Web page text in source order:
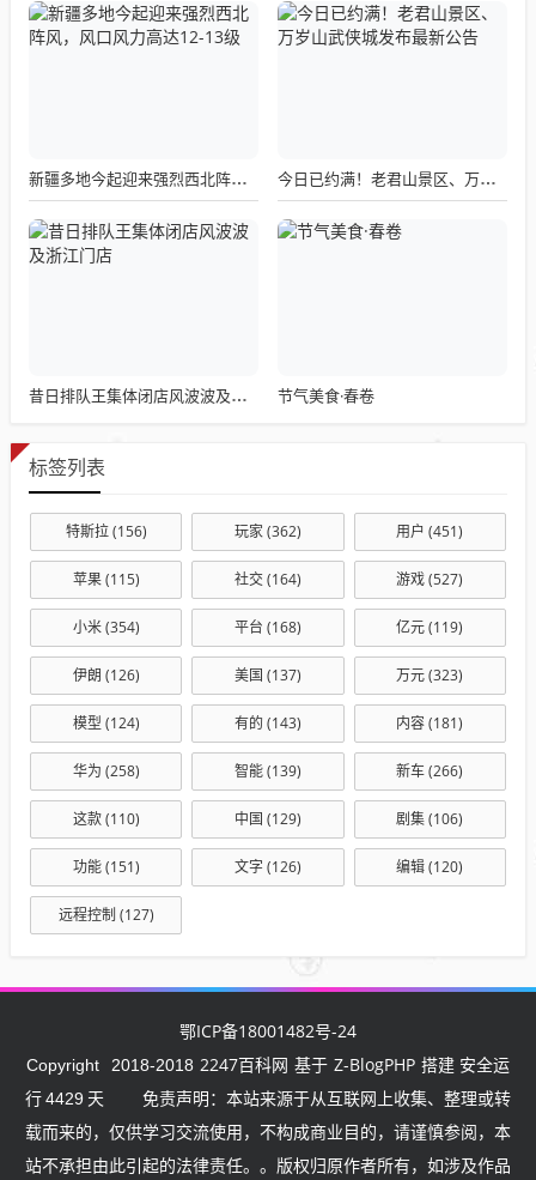
新疆多地今起迎来强烈西北阵风，风口风力高达12-13级 今日已约满！老君山景区、万岁山武侠城发布最新公告
昔日排队王集体闭店风波波及浙江门店 节气美食·春卷
标签列表
特斯拉(156) 玩家(362) 用户 (451)
苹果(115) 社交(164) 游戏(527)
小米(354) 平台 (168) 亿元(119)
伊朗 (126) 美国 (137) 万元(323)
模型(124) 有的 (143) 内容(181)
华为 (258) 智能(139) 新车(266)
这款(110) 中国 (129) 剧集(106)
功能(151) 文字(126) 编辑(120)
远程控制 (127)
鄂ICP备18001482号-24
Copyright 2018-2018 2247百科网 基于 Z-BlogPHP 搭建 安全运
行4429 天
免责声明：本站来源于从互联网上收集、整理或转
载而来的，仅供学习交流使用，不构成商业目的，请谨慎参阅，本
站不承担由此引起的法律责任。。版权归原作者所有，如涉及作品